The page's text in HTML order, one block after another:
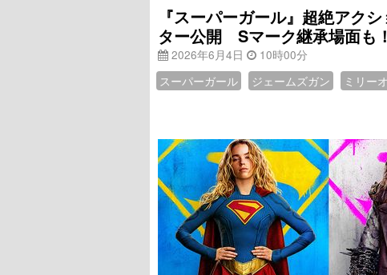
『スーパーガール』超絶アク
ター公開 Sマーク継承場面も！
2026年6月4日
10時00分
スーパーガール
ジェームズガン ミリー